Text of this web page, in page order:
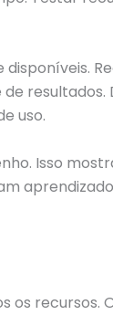
resultados.
uso.
Isso
os recursos.